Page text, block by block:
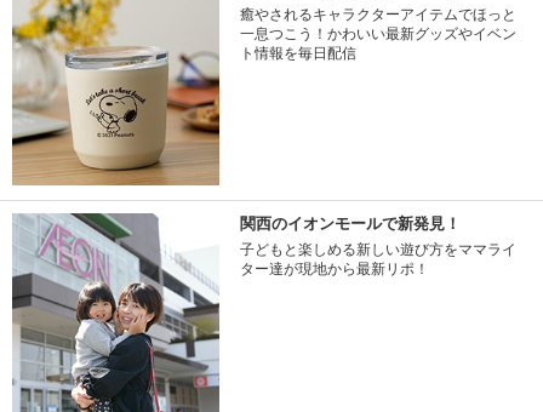
癒やされるキャラクターアイテムでほっと
一息つこう！かわいい最新グッズやイベン
ト情報を毎日配信
関西のイオンモールで新発見！
子どもと楽しめる新しい遊び方をママライ
ター達が現地から最新リポ！